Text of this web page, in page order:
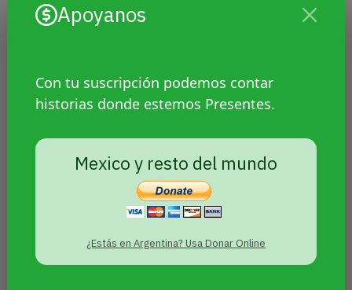
Apoyanos
Con tu suscripción podemos contar
historias donde estemos Presentes.
Mexico y resto del mundo
¿Estás en Argentina? Usa Donar Online
Por esos días, él aún no
había escuchado hablar de
ser un varón trans. “En mi